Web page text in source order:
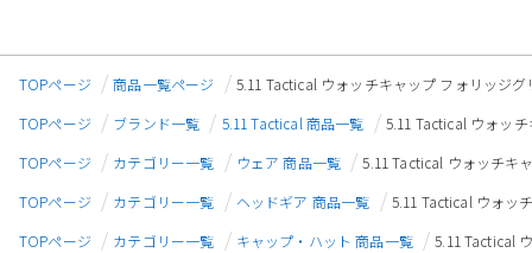
TOPページ 商品一覧ページ
5.11 Tactical ウォッチキャップ フォリッジ
TOPページ
ブランド一覧 5.11 Tactical 商品一覧
5.11 Tactical ウォッ
TOPページ
カテゴリー一覧 ウェア 商品一覧
5.11 Tactical ウォッチキ
TOPページ
カテゴリー一覧 ヘッドギア 商品一覧
5.11 Tactical ウォッ
TOPページ
カテゴリー一覧 キャップ・ハット 商品一覧
5.11 Tactical